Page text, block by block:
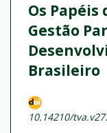
Os Papéis
Gestão
Brasileiro
10.14210/